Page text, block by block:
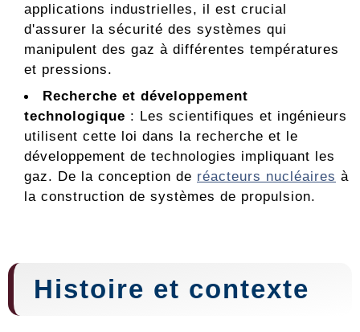
applications industrielles, il est crucial
d'assurer la sécurité des systèmes qui
manipulent des gaz à différentes températures
et pressions.
Recherche et développement
technologique : Les scientifiques et ingénieurs
utilisent cette loi dans la recherche et le
développement de technologies impliquant les
gaz. De la conception de réacteurs nucléaires à
la construction de systèmes de propulsion.
Histoire et contexte